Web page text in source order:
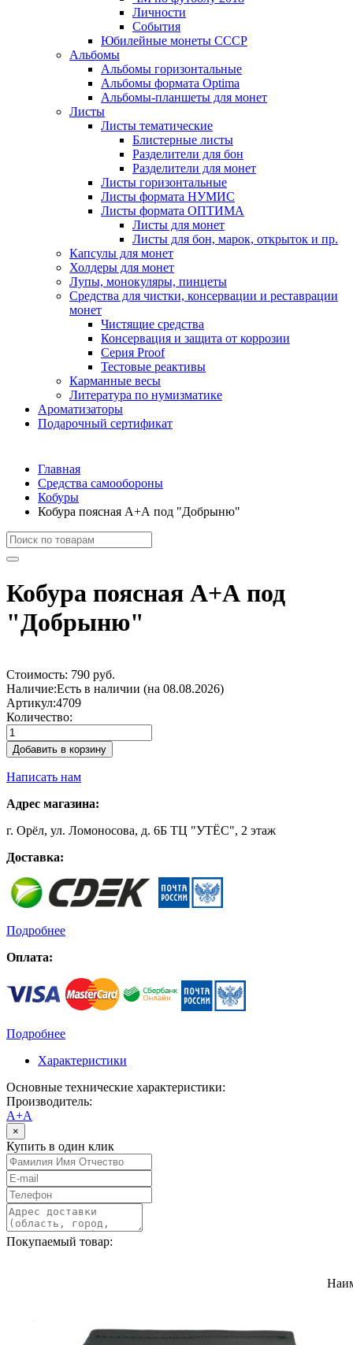
Личности
События
Юбилейные монеты СССР
Альбомы
Альбомы горизонтальные
Альбомы формата Optima
Альбомы-планшеты для монет
Листы
Листы тематические
Блистерные листы
Разделители для бон
Разделители для монет
Листы горизонтальные
Листы формата НУМИС
Листы формата ОПТИМА
Листы для монет
Листы для бон, марок, открыток и пр.
Капсулы для монет
Холдеры для монет
Лупы, монокуляры, пинцеты
Средства для чистки, консервации и реставрации
монет
Чистящие средства
Консервация и защита от коррозии
Серия Proof
Тестовые реактивы
Карманные весы
Литература по нумизматике
Ароматизаторы
Подарочный сертификат
Главная
Средства самообороны
Кобуры
Кобура поясная А+А под "Добрыню"
Кобура поясная А+А под
"Добрыню"
Стоимость: 790 руб.
Наличие:Есть в наличии (на 08.08.2026)
Артикул:4709
Количество:
Добавить в корзину
Написать нам
Адрес магазина:
г. Орёл, ул. Ломоносова, д. 6Б ТЦ "УТЁС", 2 этаж
Доставка:
Подробнее
Оплата:
Подробнее
Характеристики
Основные технические характеристики:
Производитель:
А+А
×
Купить в один клик
Покупаемый товар: